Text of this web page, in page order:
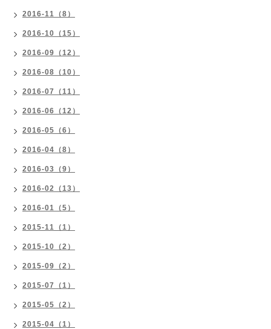
2016-11（8）
2016-10（15）
2016-09（12）
2016-08（10）
2016-07（11）
2016-06（12）
2016-05（6）
2016-04（8）
2016-03（9）
2016-02（13）
2016-01（5）
2015-11（1）
2015-10（2）
2015-09（2）
2015-07（1）
2015-05（2）
2015-04（1）